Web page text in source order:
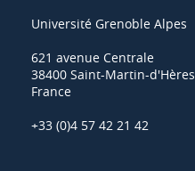
Université Grenoble Alpes
621 avenue Centrale
38400 Saint-Martin-d'Hères
France
+33 (0)4 57 42 21 42